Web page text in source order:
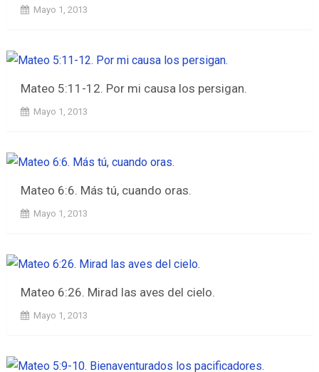
Mayo 1, 2013
Mateo 5:11-12. Por mi causa los persigan.
Mayo 1, 2013
Mateo 6:6. Más tú, cuando oras.
Mayo 1, 2013
Mateo 6:26. Mirad las aves del cielo.
Mayo 1, 2013